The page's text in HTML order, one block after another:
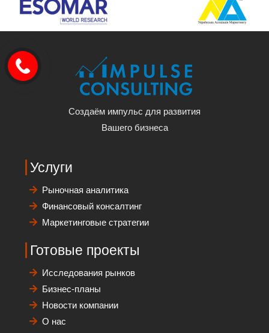
Создаём импульс для развития
Вашего бизнеса
Услуги
Рыночная аналитика
Финансовый консалтинг
Маркетинговые стратегии
Готовые проекты
Исследования рынков
Бизнес-планы
Новости компании
О нас